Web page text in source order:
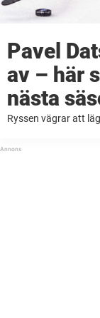
Pavel
av – här
nästa
Ryssen vägrar att